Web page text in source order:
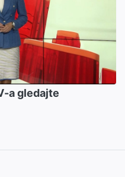
a gledajte